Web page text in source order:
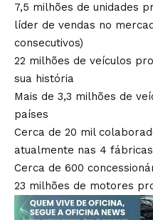
7,5 milhões de unidades
líder de vendas no
consecutivos)
22 milhões de veículos
sua história
Mais de 3,3 milhões de
países
Cerca de 20 mil
atualmente nas 4 fábricas
Cerca de 600
23 milhões de motores